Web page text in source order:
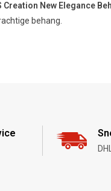
Creation New Elegance
behang.